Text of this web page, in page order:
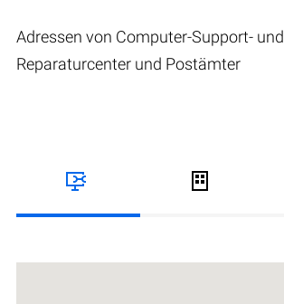
Adressen von Computer-Support- und
Reparaturcenter und Postämter